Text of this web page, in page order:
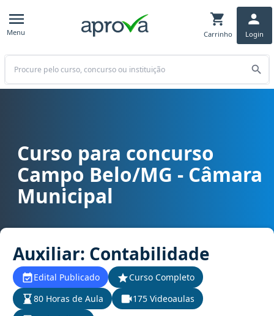
Menu Carrinho Login
Buscar
Curso para concurso Campo Belo/MG - Câmara Municipal cargo
Curso para concurso
Campo Belo/MG - Câmara
Municipal
Auxiliar: Contabilidade
Edital Publicado
Curso Completo
80 Horas de Aula
175 Videoaulas